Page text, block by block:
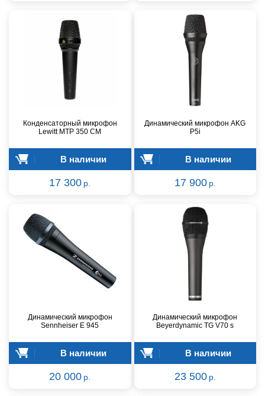
Конденсаторный микрофон
Lewitt MTP 350 CM
В наличии
17 300 р.
Динамический микрофон AKG
P5i
В наличии
17 900 р.
Динамический микрофон
Sennheiser E 945
В наличии
20 000 р.
Динамический микрофон
Beyerdynamic TG V70 s
В наличии
23 500 р.